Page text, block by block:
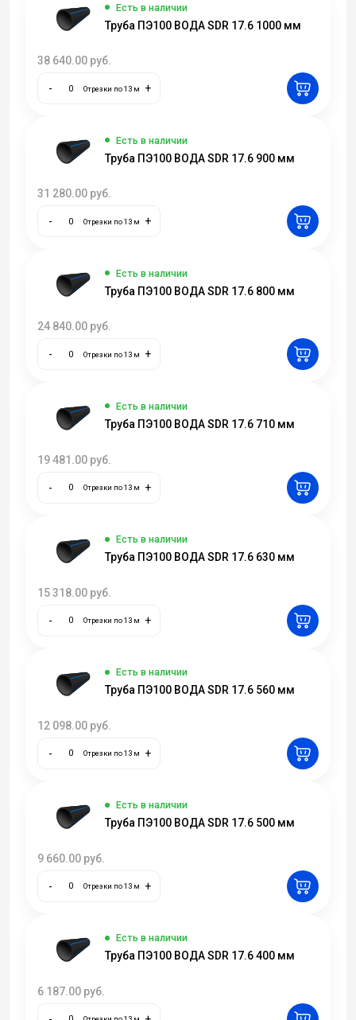
Есть в наличии
Труба ПЭ100 ВОДА SDR 17.6 1000 мм
38 640.00 руб.
- Отрезки по 13 м +
Есть в наличии
Труба ПЭ100 ВОДА SDR 17.6 900 мм
31 280.00 руб.
- Отрезки по 13 м +
Есть в наличии
Труба ПЭ100 ВОДА SDR 17.6 800 мм
24 840.00 руб.
- Отрезки по 13 м +
Есть в наличии
Труба ПЭ100 ВОДА SDR 17.6 710 мм
19 481.00 руб.
- Отрезки по 13 м +
Есть в наличии
Труба ПЭ100 ВОДА SDR 17.6 630 мм
15 318.00 руб.
- Отрезки по 13 м +
Есть в наличии
Труба ПЭ100 ВОДА SDR 17.6 560 мм
12 098.00 руб.
- Отрезки по 13 м +
Есть в наличии
Труба ПЭ100 ВОДА SDR 17.6 500 мм
9 660.00 руб.
- Отрезки по 13 м +
Есть в наличии
Труба ПЭ100 ВОДА SDR 17.6 400 мм
6 187.00 руб.